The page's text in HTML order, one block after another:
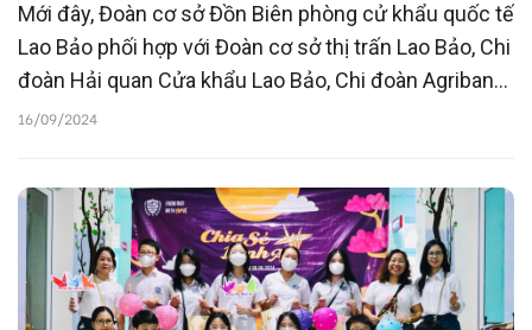
Mới đây, Đoàn cơ sở Đồn Biên phòng cử khẩu quốc tế
Lao Bảo phối hợp với Đoàn cơ sở thị trấn Lao Bảo, Chi
đoàn Hải quan Cửa khẩu Lao Bảo, Chi đoàn Agribank
tổ chức chương trình Tết Trung thu, trao phần quà
16/09/2024